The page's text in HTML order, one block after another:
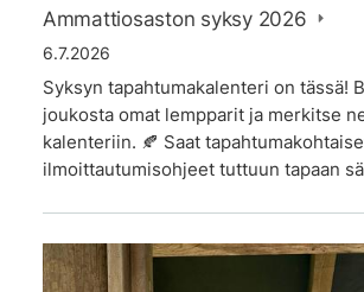
Ammattiosaston syksy 2026
6.7.2026
Syksyn tapahtumakalenteri on tässä!
joukosta omat lempparit ja merkitse
kalenteriin. 🍂 Saat
ilmoittautumisohjeet tuttuun tapaan